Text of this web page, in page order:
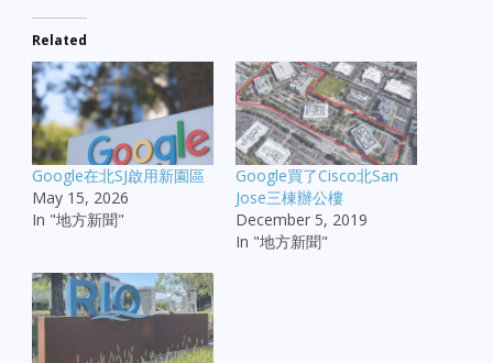
Related
Google在北SJ啟用新園區
May 15, 2026
In "地方新聞"
Google買了Cisco北San
Jose三棟辦公樓
December 5, 2019
In "地方新聞"